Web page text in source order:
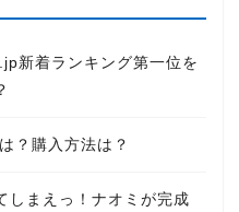
新着ランキング第一位を
？購入方法は？
しまえっ！ナオミが完成